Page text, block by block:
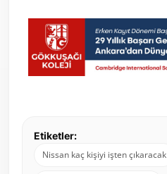
Etiketler:
Nissan kaç kişiyi işten çıkaracak